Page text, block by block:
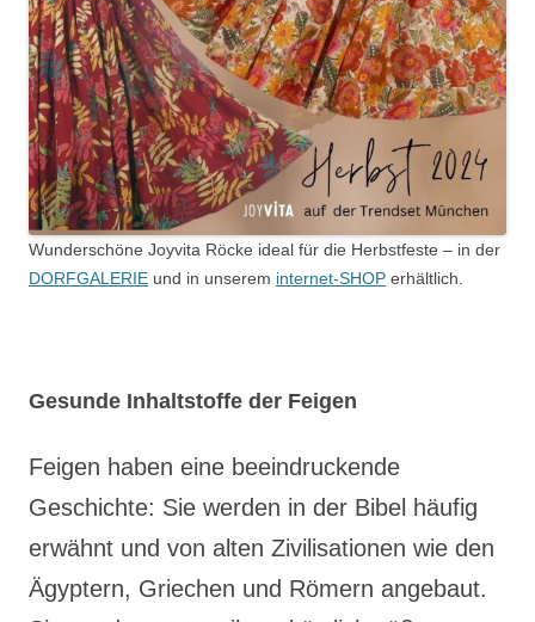
Wunderschöne Joyvita Röcke ideal für die Herbstfeste – in der
DORFGALERIE und in unserem internet-SHOP erhältlich.
Gesunde Inhaltstoffe der Feigen
Feigen haben eine beeindruckende
Geschichte: Sie werden in der Bibel häufig
erwähnt und von alten Zivilisationen wie den
Ägyptern, Griechen und Römern angebaut.